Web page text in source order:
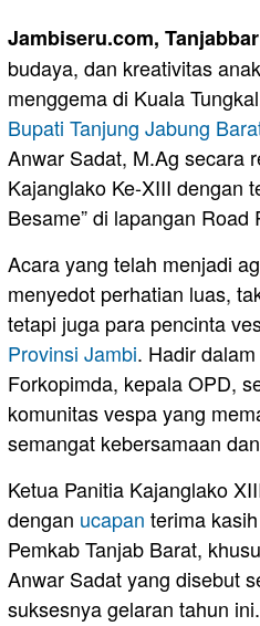
Jambiseru.com, Tanjabbar
budaya, dan kreativitas
menggema di Kuala
Bupati Tanjung Jabung
Anwar Sadat, M.Ag secara
Kajanglako Ke-XIII dengan
Besame” di lapangan Road
Acara yang telah menjadi
menyedot perhatian luas,
tetapi juga para pencinta
Provinsi Jambi. Hadir
Forkopimda, kepala OPD,
komunitas vespa yang
semangat kebersamaan
Ketua Panitia Kajanglako
dengan ucapan terima
Pemkab Tanjab Barat,
Anwar Sadat yang disebut
suksesnya gelaran tahun ini.